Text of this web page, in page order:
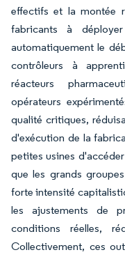
effectifs et la montée
fabricants à
automatiquement le
contrôleurs à
réacteurs
opérateurs
qualité critiques,
d'exécution de la
petites usines
que les grands
forte intensité
les ajustements de
conditions réelles,
Collectivement, ces